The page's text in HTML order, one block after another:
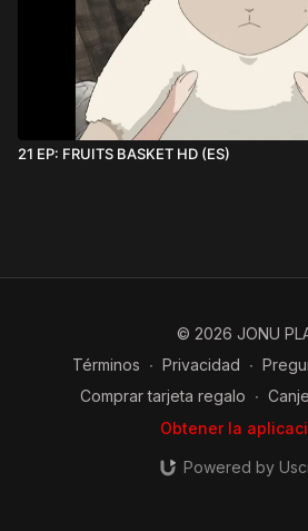
21 EP: FRUITS BASKET HD (ES)
© 2026 JONU
Términos ∙ Privacidad ∙
Comprar tarjeta regalo ∙
Obtener la
Powered by